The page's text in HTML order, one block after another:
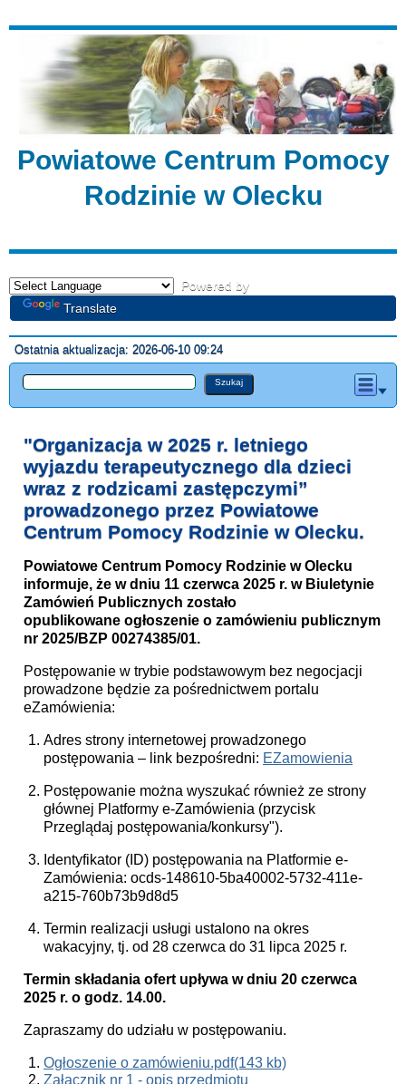
Powiatowe Centrum Pomocy
Rodzinie w Olecku
Powered by
Translate
Ostatnia aktualizacja: 2026-06-10 09:24
"Organizacja w 2025 r. letniego
wyjazdu terapeutycznego dla dzieci
wraz z rodzicami zastępczymi”
prowadzonego przez Powiatowe
Centrum Pomocy Rodzinie w Olecku.
Powiatowe Centrum Pomocy Rodzinie w Olecku
informuje, że w dniu 11 czerwca 2025 r. w Biuletynie
Zamówień Publicznych zostało
opublikowane ogłoszenie o zamówieniu publicznym
nr 2025/BZP 00274385/01.
Postępowanie w trybie podstawowym bez negocjacji
prowadzone będzie za pośrednictwem portalu
eZamówienia:
Adres strony internetowej prowadzonego
postępowania – link bezpośredni: EZamowienia
Postępowanie można wyszukać również ze strony
głównej Platformy e-Zamówienia (przycisk
Przeglądaj postępowania/konkursy").
Identyfikator (ID) postępowania na Platformie e-
Zamówienia: ocds-148610-5ba40002-5732-411e-
a215-760b73b9d8d5
Termin realizacji usługi ustalono na okres
wakacyjny, tj. od 28 czerwca do 31 lipca 2025 r.
Termin składania ofert upływa w dniu 20 czerwca
2025 r. o godz. 14.00.
Zapraszamy do udziału w postępowaniu.
Ogłoszenie o zamówieniu.pdf(143 kb)
Załącznik nr 1 - opis przedmiotu